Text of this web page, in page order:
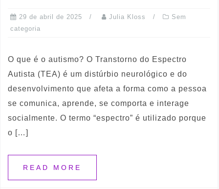
29 de abril de 2025 Julia Kloss
Sem
categoria
O que é o autismo? O Transtorno do Espectro
Autista (TEA) é um distúrbio neurológico e do
desenvolvimento que afeta a forma como a pessoa
se comunica, aprende, se comporta e interage
socialmente. O termo “espectro” é utilizado porque
o […]
READ MORE